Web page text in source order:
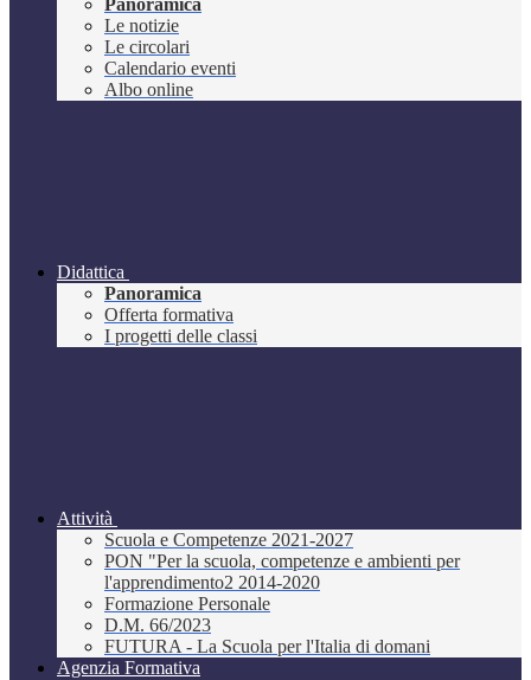
Panoramica
Le notizie
Le circolari
Calendario eventi
Albo online
Didattica
Panoramica
Offerta formativa
I progetti delle classi
Attività
Scuola e Competenze 2021-2027
PON "Per la scuola, competenze e ambienti per
l'apprendimento2 2014-2020
Formazione Personale
D.M. 66/2023
FUTURA - La Scuola per l'Italia di domani
Agenzia Formativa